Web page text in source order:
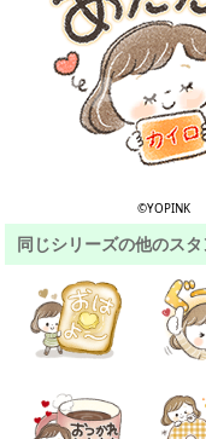
©YOPINK
同じシリーズの他のス